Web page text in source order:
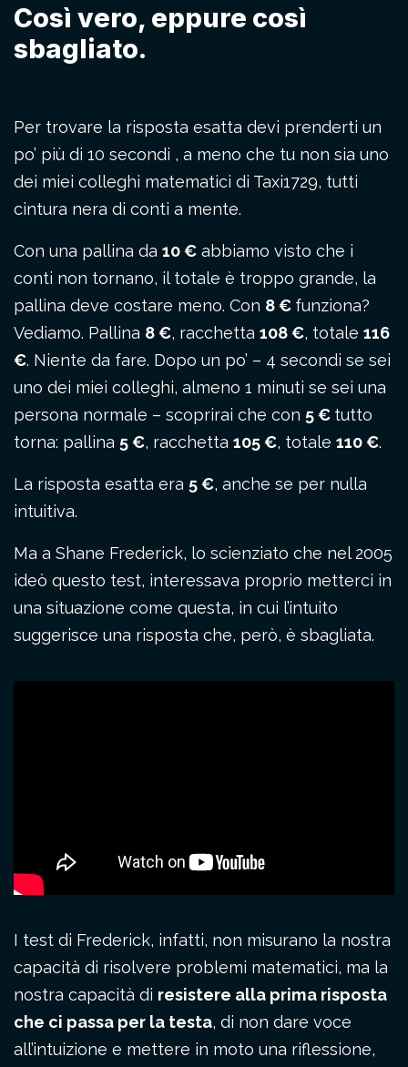
Così vero, eppure così
sbagliato.
Per trovare la risposta esatta devi prenderti un
po’ più di 10 secondi , a meno che tu non sia uno
dei miei colleghi matematici di Taxi1729, tutti
cintura nera di conti a mente.
Con una pallina da 10 € abbiamo visto che i
conti non tornano, il totale è troppo grande, la
pallina deve costare meno. Con 8 € funziona?
Vediamo. Pallina 8 €, racchetta 108 €, totale 116
€. Niente da fare. Dopo un po’ – 4 secondi se sei
uno dei miei colleghi, almeno 1 minuti se sei una
persona normale – scoprirai che con 5 € tutto
torna: pallina 5 €, racchetta 105 €, totale 110 €.
La risposta esatta era 5 €, anche se per nulla
intuitiva.
Ma a Shane Frederick, lo scienziato che nel 2005
ideò questo test, interessava proprio metterci in
una situazione come questa, in cui l’intuito
suggerisce una risposta che, però, è sbagliata.
I test di Frederick, infatti, non misurano la nostra
capacità di risolvere problemi matematici, ma la
nostra capacità di resistere alla prima risposta
che ci passa per la testa, di non dare voce
all’intuizione e mettere in moto una riflessione,